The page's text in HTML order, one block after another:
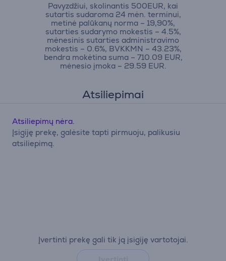
Pavyzdžiui, skolinantis 500EUR, kai
sutartis sudaroma 24 mėn. terminui,
metinė palūkanų norma – 19,90%,
sutarties sudarymo mokestis – 4.5%,
mėnesinis sutarties administravimo
mokestis – 0.6%, BVKKMN – 43.23%,
bendra mokėtina suma – 710.09 EUR,
mėnesio įmoka – 29.59 EUR.
Atsiliepimai
Įvertinti prekę gali tik ją įsigiję vartotojai.
Atsiliepimų nėra.
Įsigiję prekę, galėsite tapti pirmuoju, palikusiu
atsiliepimą.